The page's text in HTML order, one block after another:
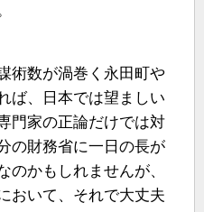
術数が渦巻く永田町や
ば、日本では望ましい
門家の正論だけでは対
の財務省に一日の長が
のかもしれませんが、
おいて、それで大丈夫